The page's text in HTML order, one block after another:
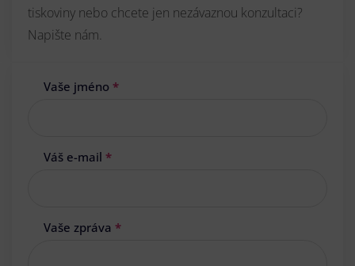
tiskoviny nebo chcete jen nezávaznou konzultaci?
Napište nám.
Vaše jméno *
Váš e-mail *
Vaše zpráva *